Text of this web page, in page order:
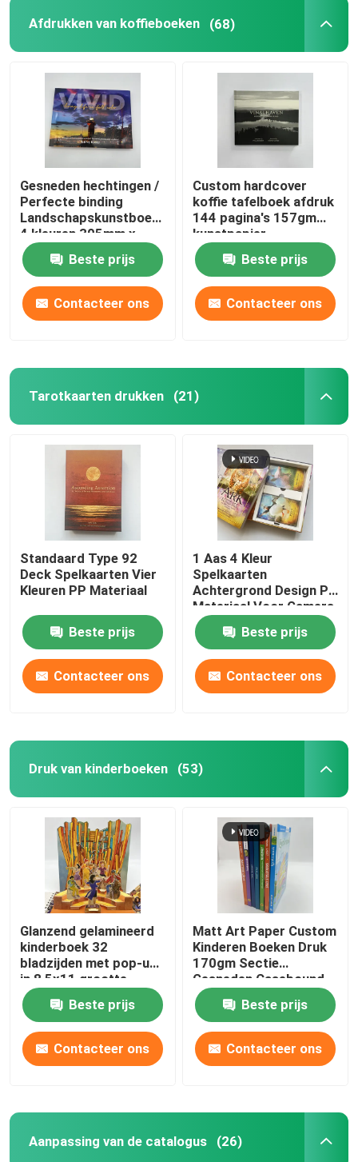
Geschenkverpakkingsdozen
Afdrukken van koffieboeken (68)
Gesneden hechtingen /
Perfecte binding
Landschapskunstboeken
4 kleuren 305mm x
229mm
Beste prijs
Contacteer ons
Custom hardcover
koffie tafelboek afdruk
144 pagina's 157gm
kunstpapier
Beste prijs
Contacteer ons
Tarotkaarten drukken (21)
Standaard Type 92
Deck Spelkaarten Vier
Kleuren PP Materiaal
Beste prijs
Contacteer ons
1 Aas 4 Kleur
Spelkaarten
Achtergrond Design PP
Materiaal Voor Gamers
Beste prijs
Contacteer ons
Druk van kinderboeken (53)
Glanzend gelamineerd
kinderboek 32
bladzijden met pop-ups
in 8,5x11 grootte
Beste prijs
Contacteer ons
Matt Art Paper Custom
Kinderen Boeken Druk
170gm Sectie
Gesneden Casebound
Beste prijs
Contacteer ons
Aanpassing van de catalogus (26)